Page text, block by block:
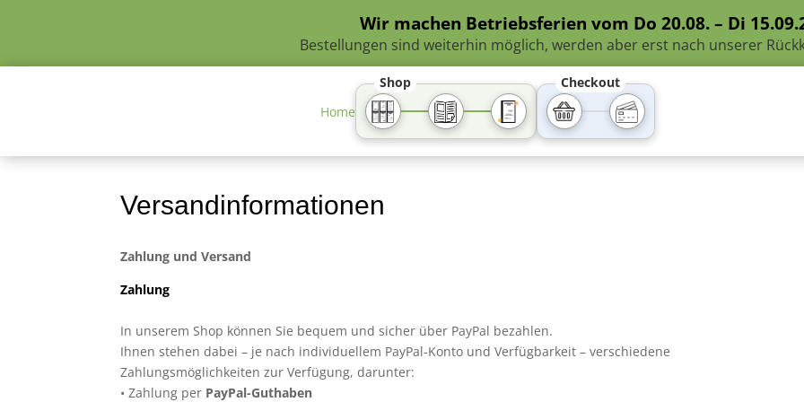
Wir machen Betriebsferien vom Do 20.08. – Di
Bestellungen sind weiterhin möglich, werden aber erst nach unserer
Home
Shop Checkout
Versandinformationen
Zahlung und Versand
Zahlung
In unserem Shop können Sie bequem und sicher über PayPal bezahlen.
Ihnen stehen dabei – je nach individuellem PayPal-Konto und Verfügbarkeit – verschiedene
Zahlungsmöglichkeiten zur Verfügung, darunter:
• Zahlung per PayPal-Guthaben